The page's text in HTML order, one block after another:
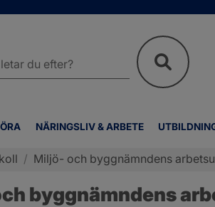
NÄRINGSLIV & ARBETE
/ Miljö- och byggnämndens
byggnämndens